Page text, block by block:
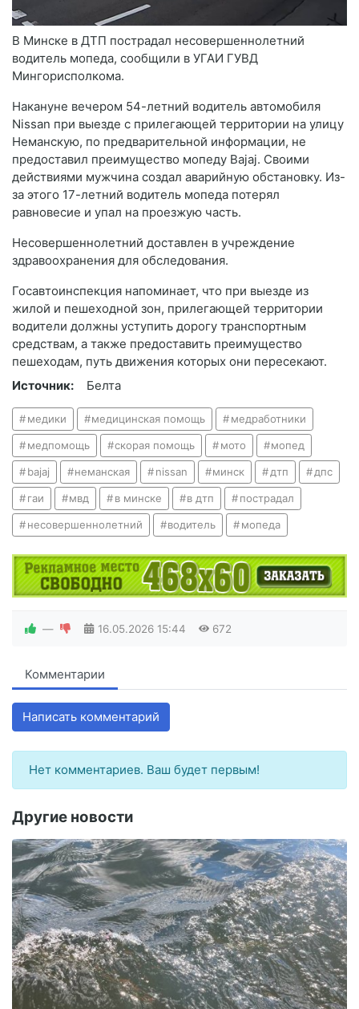
В Минске в ДТП пострадал несовершеннолетний
водитель мопеда, сообщили в УГАИ ГУВД
Мингорисполкома.
Накануне вечером 54-летний водитель автомобиля
Nissan при выезде с прилегающей территории на улицу
Неманскую, по предварительной информации, не
предоставил преимущество мопеду Bajaj. Своими
действиями мужчина создал аварийную обстановку. Из-
за этого 17-летний водитель мопеда потерял
равновесие и упал на проезжую часть.
Несовершеннолетний доставлен в учреждение
здравоохранения для обследования.
Госавтоинспекция напоминает, что при выезде из
жилой и пешеходной зон, прилегающей территории
водители должны уступить дорогу транспортным
средствам, а также предоставить преимущество
пешеходам, путь движения которых они пересекают.
Источник:
Белта
медики медицинская помощь медработники
медпомощь скорая помощь мото мопед
bajaj неманская nissan минск дтп дпс
гаи мвд в минске в дтп пострадал
несовершеннолетний водитель мопеда
— 16.05.2026 15:44 672
Комментарии
Написать комментарий
Нет комментариев. Ваш будет первым!
Другие новости